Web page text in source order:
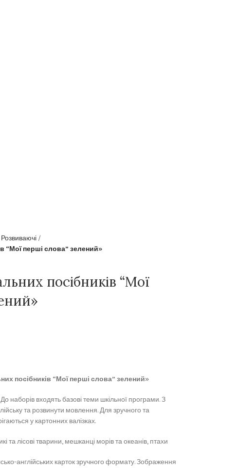
Розвиваючі
“Мої перші слова” зелений»
посібників “Мої
посібників “Мої перші слова” зелений»
наборів входять базові теми шкільної програми. З
та розвинути мовлення. Для зручного та
у картонних валізках.
та лісові тварини, мешканці морів та океанів, птахи
англійських карток зручного формату. Зображення